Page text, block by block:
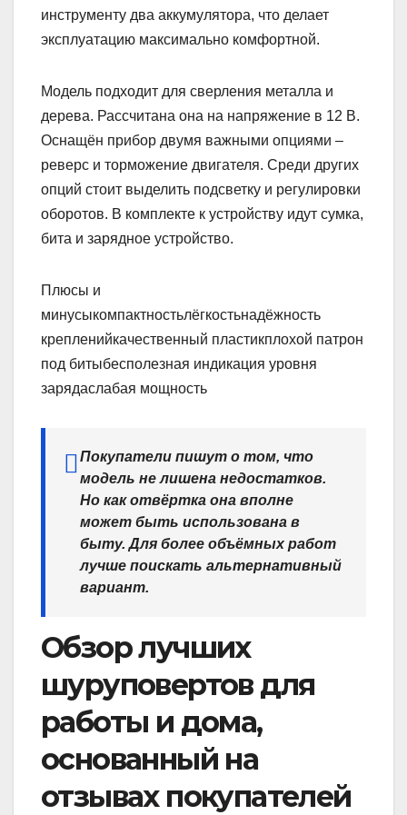
инструменту два аккумулятора, что делает
эксплуатацию максимально комфортной.
Модель подходит для сверления металла и
дерева. Рассчитана она на напряжение в 12 В.
Оснащён прибор двумя важными опциями –
реверс и торможение двигателя. Среди других
опций стоит выделить подсветку и регулировки
оборотов. В комплекте к устройству идут сумка,
бита и зарядное устройство.
Плюсы и
минусыкомпактностьлёгкостьнадёжность
крепленийкачественный пластикплохой патрон
под битыбесполезная индикация уровня
зарядаслабая мощность
Покупатели пишут о том, что
модель не лишена недостатков.
Но как отвёртка она вполне
может быть использована в
быту. Для более объёмных работ
лучше поискать альтернативный
вариант.
Обзор лучших
шуруповертов для
работы и дома,
основанный на
отзывах покупателей